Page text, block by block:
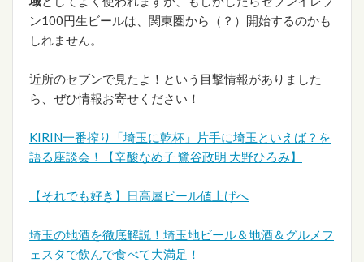
ン100円生ビールは、関東圏から（？）開始するのかも
しれません。
近所のセブンで見たよ！という目撃情報がありました
ら、ぜひ情報お寄せください！
KIRIN一番搾り「埼玉に乾杯」片手に埼玉といえば？を
語る座談会！【辛酸なめ子 鷺谷政明 大野ひろみ】
【それでも好き】日高屋ビール値上げへ
埼玉の地酒を徹底解説！埼玉地ビール＆地酒＆グルメフ
ェスタで飲んで食べて大満足！